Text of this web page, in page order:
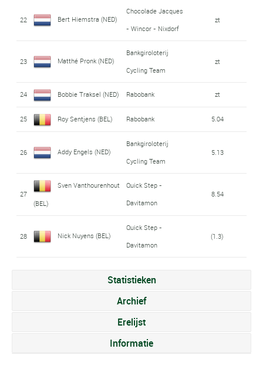
22 Bert Hiemstra (NED)
Chocolade Jacques
- Wincor - Nixdorf
zt
23 Matthé Pronk (NED)
Bankgiroloterij
Cycling Team
zt
24 Bobbie Traksel (NED) Rabobank zt
25 Roy Sentjens (BEL) Rabobank 5.04
26 Addy Engels (NED)
Bankgiroloterij
Cycling Team
5.13
27
Sven Vanthourenhout
(BEL)
Quick Step -
Davitamon
8.54
28 Nick Nuyens (BEL)
Quick Step -
Davitamon
(1.3)
Statistieken
Archief
Erelijst
Informatie